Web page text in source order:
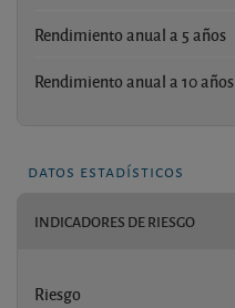
Rendimiento anual a 5 años
Rendimiento anual a 10 años
datos estadísticos
INDICADORES DE RIESGO
Riesgo